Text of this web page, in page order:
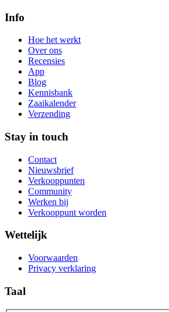
Info
Hoe het werkt
Over ons
Recensies
App
Blog
Kennisbank
Zaaikalender
Verzending
Stay in touch
Contact
Nieuwsbrief
Verkooppunten
Community
Werken bij
Verkooppunt worden
Wettelijk
Voorwaarden
Privacy verklaring
Taal